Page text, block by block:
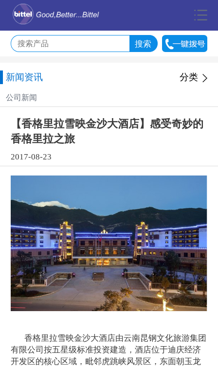
新闻资讯 分类
公司新闻
【香格里拉雪映金沙大酒店】感受奇妙的
香格里拉之旅
2017-08-23
香格里拉雪映金沙大酒店由云南昆钢文化旅游集团
有限公司按五星级标准投资建造，酒店位于迪庆经济
开发区的核心区域，毗邻虎跳峡风景区，东面朝玉龙